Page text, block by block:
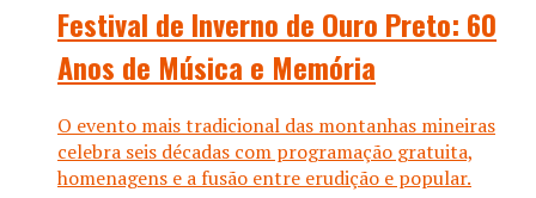
Festival de Inverno de Ouro Preto: 60
Anos de Música e Memória
O evento mais tradicional das montanhas mineiras
celebra seis décadas com programação gratuita,
homenagens e a fusão entre erudição e popular.